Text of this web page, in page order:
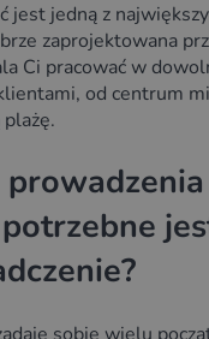
jest jedną z
zaprojektowana
Ci pracować w
od centrum